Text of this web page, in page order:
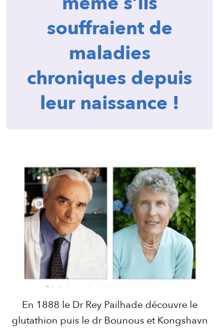
souffraient de
maladies
chroniques depuis
leur naissance !
En 1888 le Dr Rey Pailhade découvre le
glutathion puis le dr Bounous et Kongshavn